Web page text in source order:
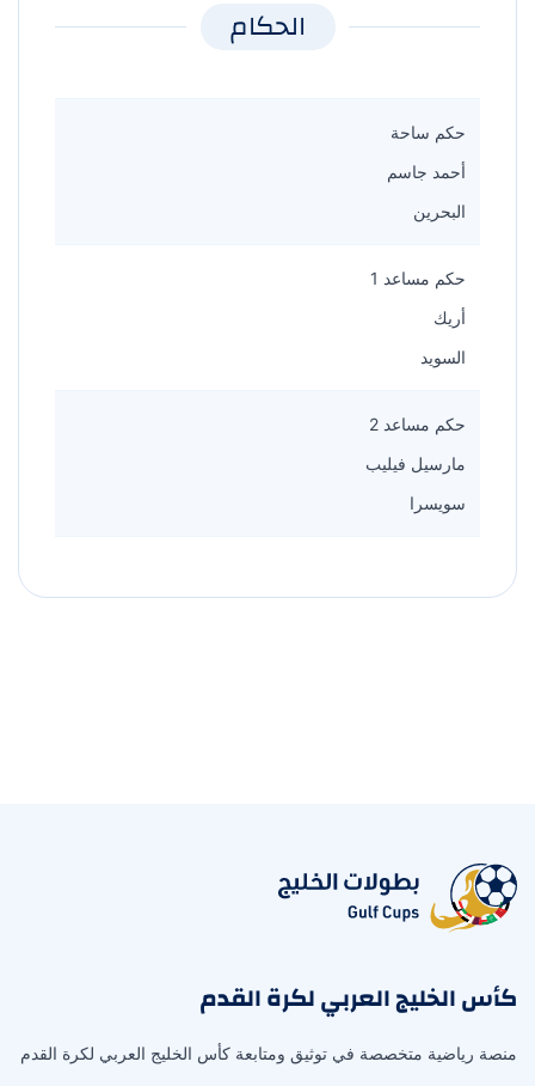
الحكام
حكم ساحة
أحمد جاسم
البحرين
حكم مساعد 1
أريك
السويد
حكم مساعد 2
مارسيل فيليب
سويسرا
كأس الخليج العربي لكرة القدم
منصة رياضية متخصصة في توثيق ومتابعة كأس الخليج العربي لكرة القدم